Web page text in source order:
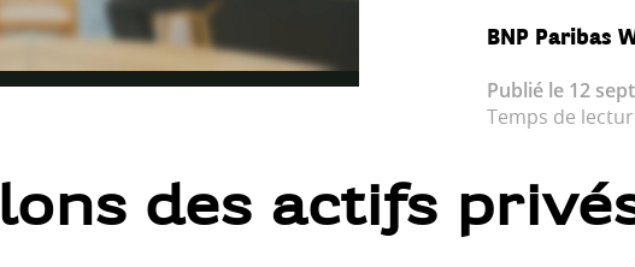
BNP Paribas
Publié le 12
Temps de
des actifs